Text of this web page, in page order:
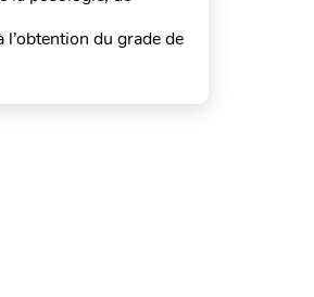
l’obtention du grade de